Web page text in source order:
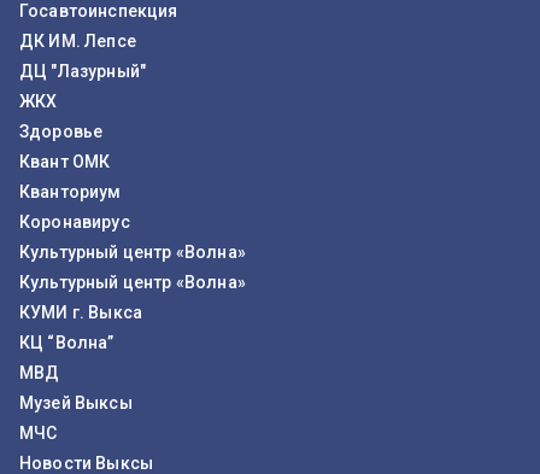
Госавтоинспекция
ДК ИМ. Лепсе
ДЦ "Лазурный"
ЖКХ
Здоровье
Квант ОМК
Кванториум
Коронавирус
Культурный центр «Волна»
Культурный центр «Волна»
КУМИ г. Выкса
КЦ “Волна”
МВД
Музей Выксы
МЧС
Новости Выксы